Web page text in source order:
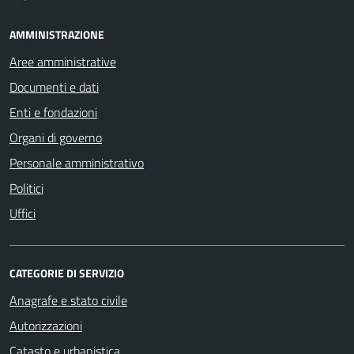
AMMINISTRAZIONE
Aree amministrative
Documenti e dati
Enti e fondazioni
Organi di governo
Personale amministrativo
Politici
Uffici
CATEGORIE DI SERVIZIO
Anagrafe e stato civile
Autorizzazioni